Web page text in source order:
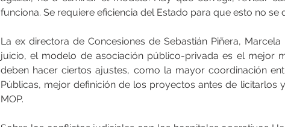
funciona. Se requiere eficiencia del Estado para que esto no se
La ex directora de Concesiones de Sebastián Piñera,
juicio, el modelo de asociación público-privada es el mejor
deben hacer ciertos ajustes, como la mayor coordinación
Públicas, mejor definición de los proyectos antes de licitarlos
MOP.